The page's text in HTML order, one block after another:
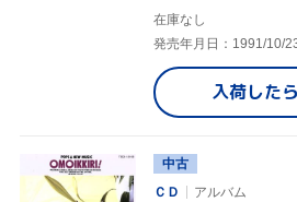
在庫なし
発売年月日：1991/10/
入荷したら
中古
ＣＤ
アルバム